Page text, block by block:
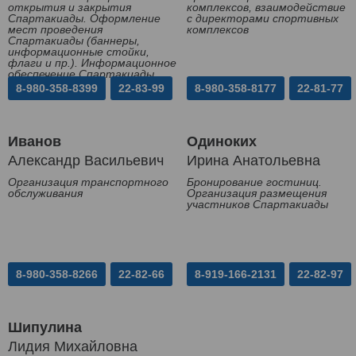
открытия и закрытия
Спартакиады. Оформление
мест проведения
Спартакиады (баннеры,
информационные стойки,
флаги и пр.). Информационное
обеспечение Спартакиады
8-980-358-8399
22-83-99
комплексов, взаимодействие
с директорами спортивных
комплексов
8-980-358-8177 22-81-77
Иванов
Александр Васильевич
Организация транспортного
обслуживания
8-980-358-8266 22-82-66
Одиноких
Ирина Анатольевна
Бронирование гостиниц.
Организация размещения
участников Спартакиады
8-919-166-2131 22-82-97
Шипулина
Лидия Михайловна